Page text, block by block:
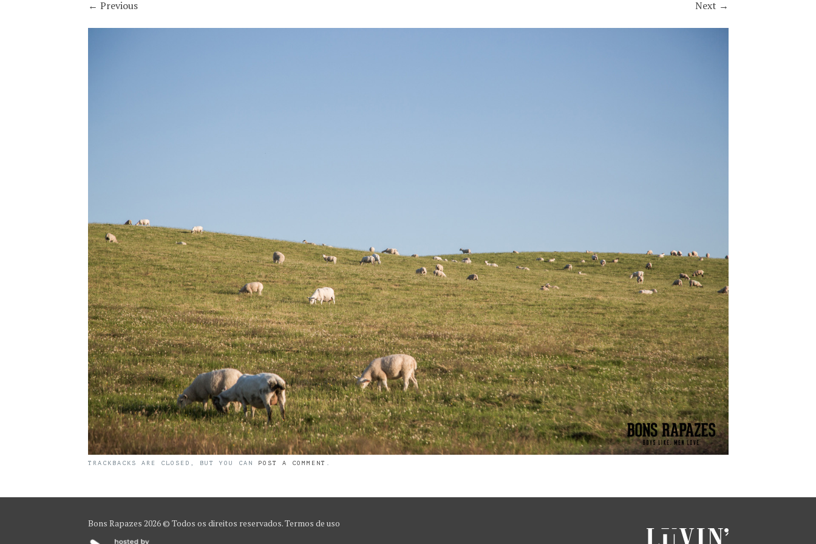
← Previous Next →
TRACKBACKS ARE CLOSED, BUT YOU CAN POST A COMMENT .
Bons Rapazes 2026 © Todos os direitos reservados.Termos de uso